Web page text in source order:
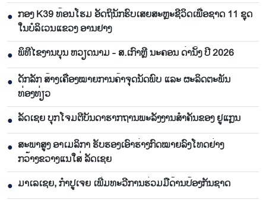
● ກອງ K39 ທ້ອນໂຮມ ອັດຖິນັກຮົບເສຍສະຫຼະຊີວິດເພື່ອຊາດ 11 ຊຸດ
ໃນບໍລິເວນແຂວງ ອານຢາງ
● ພິທີໄຂງານບຸນ ຫວຽດນາມ - ສ.ເກົາຫຼີ ນະຄອນ ດ່ານັ້ງ ປີ 2026
● ດັກລັກ ສ້າງເຄື່ອງໝາຍການຄ້າຈຸດນັດພົບ ແລະ ຜະລິດຕະພັນ
ທ່ອງທ່ຽວ
● ລັດເຊຍ ບຸກໂຈມຕີບັນດາຮາກຖານພະລັງງານສຳຄັນຂອງ ຢູແກຼນ
● ສະພາສູງ ອາເມລິກາ ຮັບຮອງເອົາຮ່າງກົດໝາຍລົງໂທດຢ່າງ
ກວ້າງຂວາງແນໃສ່ ລັດເຊຍ
● ມາເລເຊຍ, ກຳປູເຈຍ ເພີ່ມທະວີການຮ່ວມມືດ້ານປ້ອງກັນຊາດ